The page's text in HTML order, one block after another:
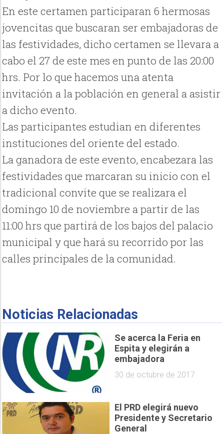
En este certamen participaran 6 hermosas
jovencitas que buscaran ser embajadoras de
las festividades, dicho certamen se llevara a
cabo el 27 de este mes en punto de las 20:00
hrs. Por lo que hacemos una atenta
invitación a la población en general a asistir
a dicho evento.
Las participantes estudian en diferentes
instituciones del oriente del estado.
La ganadora de este evento, encabezara las
festividades que marcaran su inicio con el
tradicional convite que se realizara el
domingo 10 de noviembre a partir de las
11:00 hrs que partirá de los bajos del palacio
municipal y que hará su recorrido por las
calles principales de la comunidad.
Noticias Relacionadas
Se acerca la Feria en
Espita y elegirán a
embajadora
30 de octubre de 2017
El PRD elegirá nuevo
Presidente y Secretario
General